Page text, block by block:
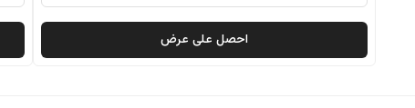
احصل على عرض